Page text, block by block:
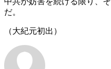
だ。
（大紀元初出）